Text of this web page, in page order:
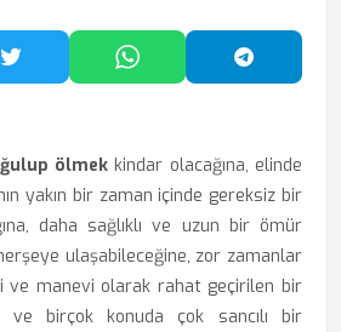
Paylaş
Twitter'da PaylaşWhatsApp'ta Paylaş
ölmek kindar olacağına, elinde
yakın bir zaman içinde gereksiz bir
daha sağlıklı ve uzun bir ömür
ulaşabileceğine, zor zamanlar
ve manevi olarak rahat geçirilen bir
ve birçok konuda çok sancılı bir